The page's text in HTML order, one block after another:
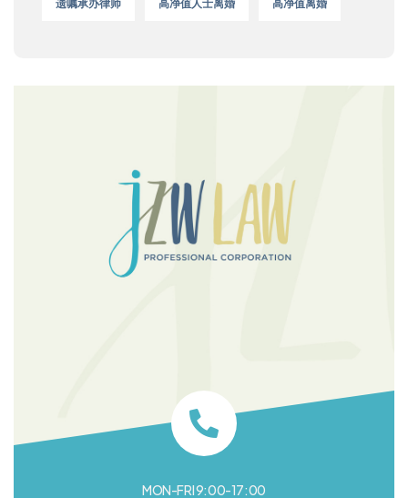
遗嘱承办律师 高净值人士离婚 高净值离婚
MON-FRI 9:00-17:00